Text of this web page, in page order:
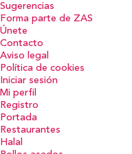
Sugerencias
Forma parte de ZAS
Únete
Contacto
Aviso legal
Política de cookies
Iniciar sesión
Mi perfil
Registro
Portada
Restaurantes
Halal